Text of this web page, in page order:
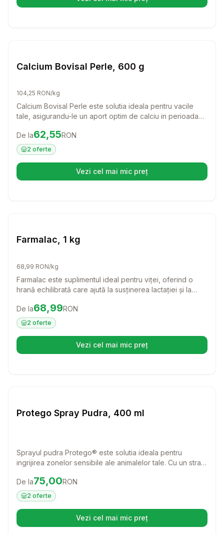
(se deschide într-o filă nouă)
Calcium Bovisal Perle, 600 g
104,25 RON/kg
Calcium Bovisal Perle este solutia ideala pentru vacile
tale, asigurandu-le un aport optim de calciu in perioada
supliment ajuta la prevenirea afectiunilor post-partum si
sustine sanatatea animalului tau.
Preț:62.55 RON
De la62,55RON
2 oferte
Vezi cel mai mic preț(se deschide într-o filă nouă)
Farmalac, 1 kg
68,99 RON/kg
Farmalac este suplimentul ideal pentru viței, oferind o
hrană echilibrată care ajută la susținerea lactației și la
palatabilitate ridicată, acest produs este un aliat de
nădejde în îmbunătățirea stării de sănătate a vițeilor.
Preț:68.99 RON
De la68,99RON
2 oferte
Vezi cel mai mic preț(se deschide într-o filă nouă)
Protego Spray Pudra, 400 ml
Sprayul pudra Protego® este solutia ideala pentru
ingrijirea zonelor sensibile ale animalelor tale. Cu un strat
ajuta la regenerarea rapida a pielii si ofera protectie
impotriva iritatiilor cauzate de insecte.
Preț:75.00 RON
De la75,00RON
2 oferte
Vezi cel mai mic preț(se deschide într-o filă nouă)